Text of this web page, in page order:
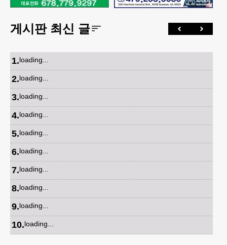
게시판 최신 글
1.loading...
2.loading...
3.loading...
4.loading...
5.loading...
6.loading...
7.loading...
8.loading...
9.loading...
10.loading...